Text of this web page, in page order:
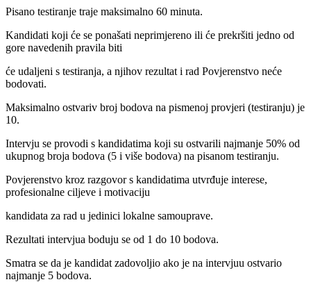
Pisano testiranje traje maksimalno 60 minuta.
Kandidati koji će se ponašati neprimjereno ili će prekršiti jedno od
gore navedenih pravila biti
će udaljeni s testiranja, a njihov rezultat i rad Povjerenstvo neće
bodovati.
Maksimalno ostvariv broj bodova na pismenoj provjeri (testiranju) je
10.
Intervju se provodi s kandidatima koji su ostvarili najmanje 50% od
ukupnog broja bodova (5 i više bodova) na pisanom testiranju.
Povjerenstvo kroz razgovor s kandidatima utvrđuje interese,
profesionalne ciljeve i motivaciju
kandidata za rad u jedinici lokalne samouprave.
Rezultati intervjua boduju se od 1 do 10 bodova.
Smatra se da je kandidat zadovoljio ako je na intervjuu ostvario
najmanje 5 bodova.